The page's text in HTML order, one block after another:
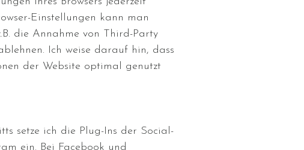
Einstellungen kann man
die Annahme von Third-Party
Ich weise darauf hin, dass
der Website optimal genutzt
setze ich die Plug-Ins der Social-
ein. Bei Facebook und